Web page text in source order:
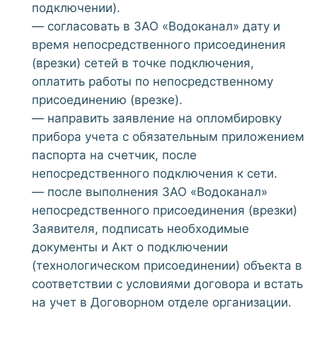
подключении).
— согласовать в ЗАО «Водоканал» дату и
время непосредственного присоединения
(врезки) сетей в точке подключения,
оплатить работы по непосредственному
присоединению (врезке).
— направить заявление на опломбировку
прибора учета с обязательным приложением
паспорта на счетчик, после
непосредственного подключения к сети.
— после выполнения ЗАО «Водоканал»
непосредственного присоединения (врезки)
Заявителя, подписать необходимые
документы и Акт о подключении
(технологическом присоединении) объекта в
соответствии с условиями договора и встать
на учет в Договорном отделе организации.